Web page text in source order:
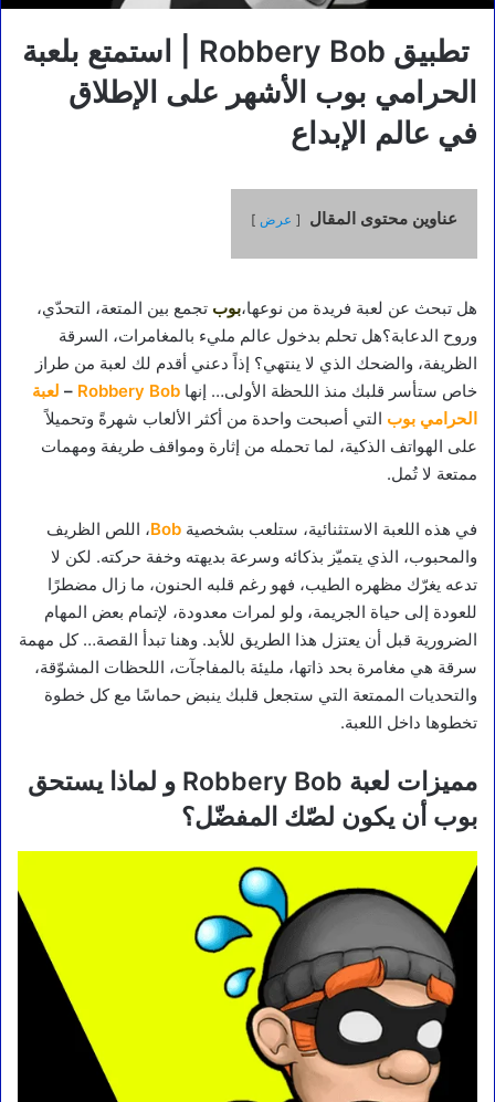
تطبيق Robbery Bob | استمتع بلعبة
الحرامي بوب الأشهر على الإطلاق
في عالم الإبداع
عناوين محتوى المقال عرض
هل تبحث عن لعبة فريدة من نوعها،بوب تجمع بين المتعة، التحدّي،
وروح الدعابة؟هل تحلم بدخول عالم مليء بالمغامرات، السرقة
الظريفة، والضحك الذي لا ينتهي؟ إذاً دعني أقدم لك لعبة من طراز
خاص ستأسر قلبك منذ اللحظة الأولى… إنها Robbery Bob
– لعبة
الحرامي بوب التي أصبحت واحدة من أكثر الألعاب شهرةً وتحميلاً
على الهواتف الذكية، لما تحمله من إثارة ومواقف طريفة ومهمات
ممتعة لا تُمل.
في هذه اللعبة الاستثنائية، ستلعب بشخصية Bob، اللص الظريف
والمحبوب، الذي يتميّز بذكائه وسرعة بديهته وخفة حركته. لكن لا
تدعه يغرّك مظهره الطيب، فهو رغم قلبه الحنون، ما زال مضطرًا
للعودة إلى حياة الجريمة، ولو لمرات معدودة، لإتمام بعض المهام
الضرورية قبل أن يعتزل هذا الطريق للأبد. وهنا تبدأ القصة… كل مهمة
سرقة هي مغامرة بحد ذاتها، مليئة بالمفاجآت، اللحظات المشوّقة،
والتحديات الممتعة التي ستجعل قلبك ينبض حماسًا مع كل خطوة
تخطوها داخل اللعبة.
مميزات لعبة Robbery Bob و لماذا يستحق
بوب أن يكون لصّك المفضّل؟